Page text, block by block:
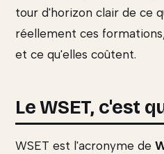
tour d'horizon clair de ce
réellement ces
et ce qu'elles coûtent.
Le WSET, c'est
WSET est l'acronyme de